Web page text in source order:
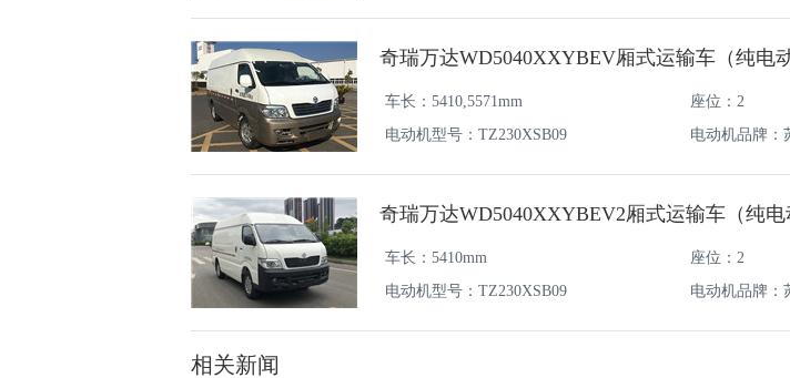
奇瑞万达WD5040XXYBEV厢式运输车（纯电动
车长：5410,5571mm 座位：2
电动机型号：TZ230XSB09
电动机品牌：
奇瑞万达WD5040XXYBEV2厢式运输车（纯电
车长：5410mm 座位：2
电动机型号：TZ230XSB09
电动机品牌：
相关新闻